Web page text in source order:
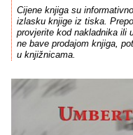
Cijene knjiga su
izlasku knjige iz tiska.
provjerite kod nakladnika ili
ne bave prodajom knjiga,
u knjižnicama.